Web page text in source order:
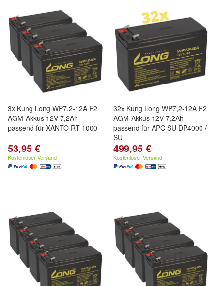
3x Kung Long WP7,2-12A F2
AGM-Akkus 12V 7,2Ah –
passend für XANTO RT 1000
53,95 €
Kostenloser Versand
32x Kung Long WP7,2-12A F2
AGM-Akkus 12V 7,2Ah –
passend für APC SU DP4000 /
SU
499,95 €
Kostenloser Versand